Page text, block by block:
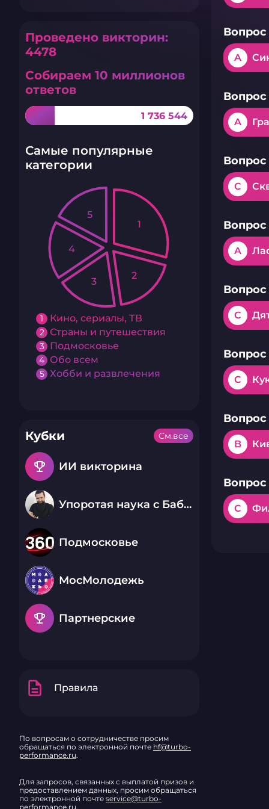
Проведено викторин:
4478
Собираем 10 миллионов
ответов
1 736 544
Самые популярные
категории
1 Кино, сериалы, ТВ
2 Страны и путешествия
3 Подмосковье
4 Обо всем
5 Хобби и развлечения
1
2
3
4
5
Кубки
emoji_events ИИ викторина
Упоротая наука с Бабаем Лютым
Подмосковье
МосМолодежь
emoji_events Партнерские
См.все
description Правила
По вопросам о сотрудничестве просим
обращаться по электронной почте hf@turbo-
performance.ru.
Для запросов, связанных с выплатой призов и
предоставлением данных, просим обращаться
по электронной почте service@turbo-
performance.ru.
Вопрос
A
Вопрос
A
Вопрос
C
Вопрос
A
Вопрос
C
Вопрос
C
Вопрос
B
Вопрос
C